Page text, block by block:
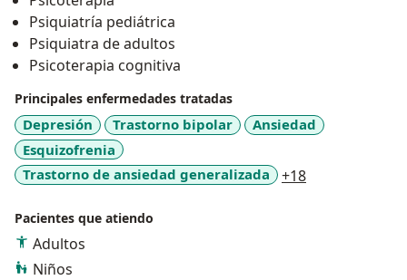
Psiquiatría pediátrica
Psiquiatra de adultos
Psicoterapia cognitiva
Principales enfermedades tratadas
Depresión Trastorno bipolar
Ansiedad
Esquizofrenia
Trastorno de ansiedad generalizada
+18
Pacientes que atiendo
Adultos
Niños